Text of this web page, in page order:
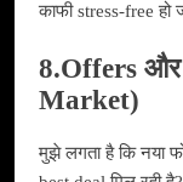
काफी stress-free हो
8.Offers
Market)
मुझे लगता है कि नया